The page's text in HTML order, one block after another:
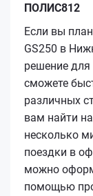
ПОЛИС812
Если вы
GS250 в
решение
сможете
различных
вам найти
несколько
поездки в
можно
помощью